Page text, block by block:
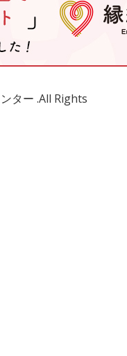
ター .All Rights